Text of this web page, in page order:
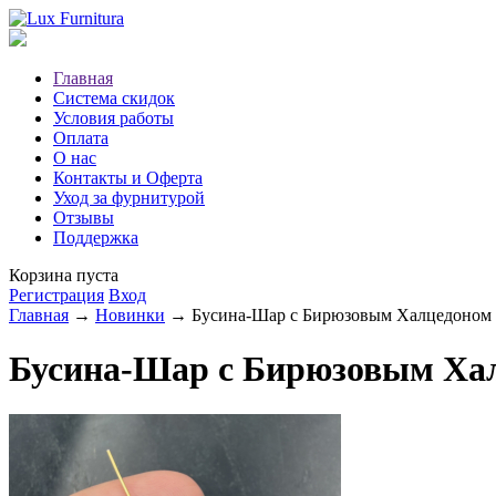
Главная
Система скидок
Условия работы
Оплата
О нас
Контакты и Оферта
Уход за фурнитурой
Отзывы
Поддержка
Корзина пуста
Регистрация Вход
Главная → Новинки → Бусина-Шар с Бирюзовым Халцедоном
Бусина-Шар с Бирюзовым